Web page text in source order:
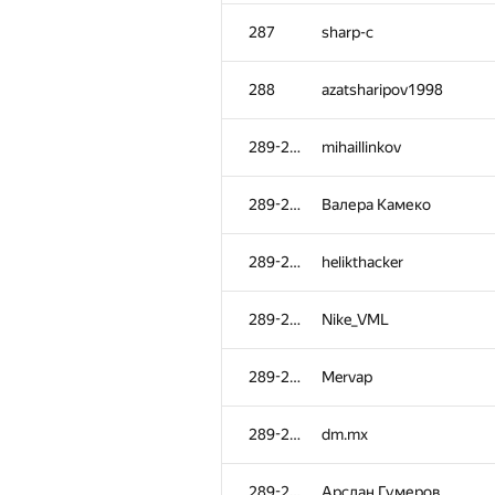
287 sharp-c
288 azatsharipov1998
289-295 mihaillinkov
289-295 Валера Камеко
289-295 helikthacker
289-295 Nike_VML
289-295 Mervap
289-295 dm.mx
mkoshelev99
Сергей Процкий
Vikram Singh Panwar
yalgor
martynas.budriunas
sas4eka
erfanmousavian
yassin.b
titimtimon